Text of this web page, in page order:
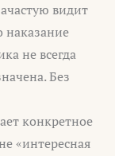
видит
наказание
не всегда
Без
конкретное
«интересная